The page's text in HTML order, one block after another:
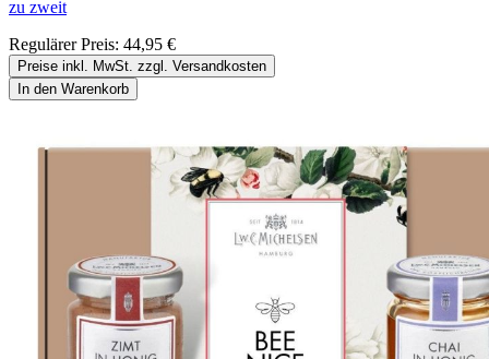
zu zweit
Regulärer Preis: 44,95 €
Preise inkl. MwSt. zzgl. Versandkosten
In den Warenkorb